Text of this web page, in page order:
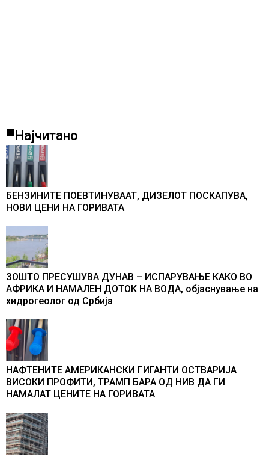
Најчитано
БЕНЗИНИТЕ ПОЕВТИНУВААТ, ДИЗЕЛОТ ПОСКАПУВА,
НОВИ ЦЕНИ НА ГОРИВАТА
ЗОШТО ПРЕСУШУВА ДУНАВ – ИСПАРУВАЊЕ КАКО ВО
АФРИКА И НАМАЛЕН ДОТОК НА ВОДА, објаснување на
хидрогеолог од Србија
НАФТЕНИТЕ АМЕРИКАНСКИ ГИГАНТИ ОСТВАРИЈА
ВИСОКИ ПРОФИТИ, ТРАМП БАРА ОД НИВ ДА ГИ
НАМАЛАТ ЦЕНИТЕ НА ГОРИВАТА